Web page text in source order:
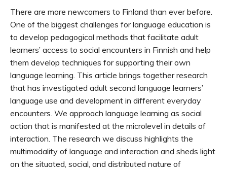
There are more newcomers to Finland than ever before.
One of the biggest challenges for language education is
to develop pedagogical methods that facilitate adult
learners’ access to social encounters in Finnish and help
them develop techniques for supporting their own
language learning. This article brings together research
that has investigated adult second language learners’
language use and development in different everyday
encounters. We approach language learning as social
action that is manifested at the microlevel in details of
interaction. The research we discuss highlights the
multimodality of language and interaction and sheds light
on the situated, social, and distributed nature of